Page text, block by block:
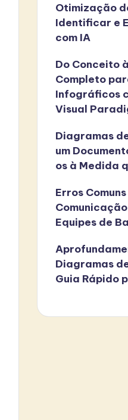
Otimização
Identificar e
com IA
Do Conceito
Completo
Infográficos
Visual
Diagramas
um
os à Medida
Erros
Equipes de
Diagramas
Guia Rápido